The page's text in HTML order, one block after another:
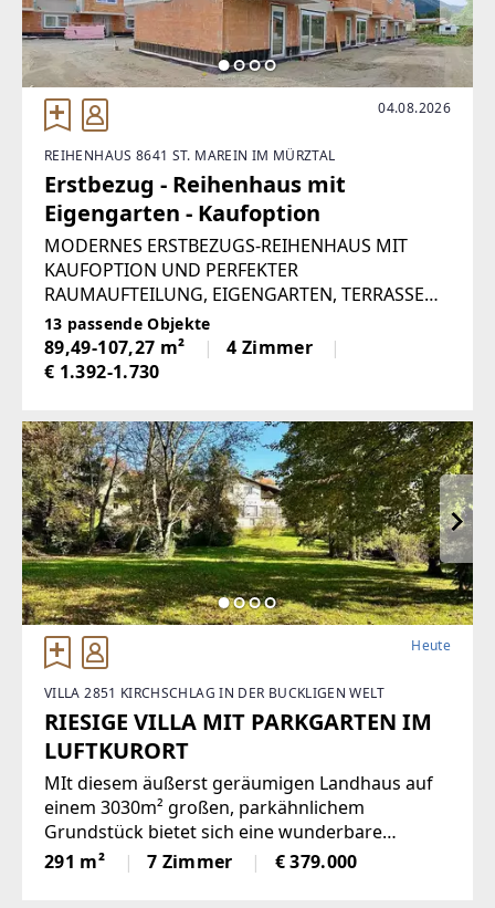
04.08.2026
REIHENHAUS 8641 ST. MAREIN IM MÜRZTAL
Erstbezug - Reihenhaus mit
Eigengarten - Kaufoption
MODERNES ERSTBEZUGS-REIHENHAUS MIT
KAUFOPTION UND PERFEKTER
RAUMAUFTEILUNG, EIGENGARTEN, TERRASSE
UND PARKPLÄTZEN! Dieses moderne
Reihenhaus beweist, dass man auf kompakter
Fläche keine Kompromisse beim Komfort
13 passende Objekte
89,49-107,27 m²
4 Zimmer
€ 1.392-1.730
Heute
VILLA 2851 KIRCHSCHLAG IN DER BUCKLIGEN WELT
RIESIGE VILLA MIT PARKGARTEN IM
LUFTKURORT
MIt diesem äußerst geräumigen Landhaus auf
einem 3030m² großen, parkähnlichem
Grundstück bietet sich eine wunderbare
Gelegenheit, ein einmaliges Domizil in der
beliebten Gemeinde Krumbach zu schaffen!Das
291 m² 7 Zimmer € 379.000